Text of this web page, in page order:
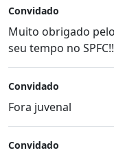
Convidado
Muito obrigado
seu tempo no
Convidado
Fora juvenal
Convidado